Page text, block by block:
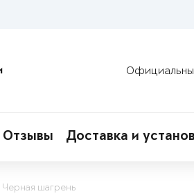
Отзывы Доставка и
Черная шагрень